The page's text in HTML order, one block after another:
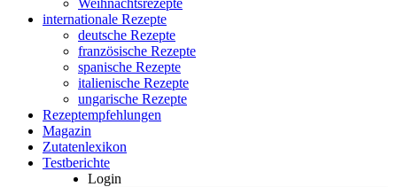
Weihnachtsrezepte
internationale Rezepte
deutsche Rezepte
französische Rezepte
spanische Rezepte
italienische Rezepte
ungarische Rezepte
Rezeptempfehlungen
Magazin
Zutatenlexikon
Testberichte
Login